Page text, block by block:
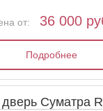
от: 36 000
Подробнее
Суматра